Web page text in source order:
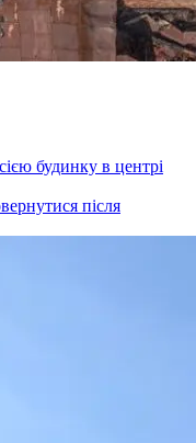
будинку в центрі
після